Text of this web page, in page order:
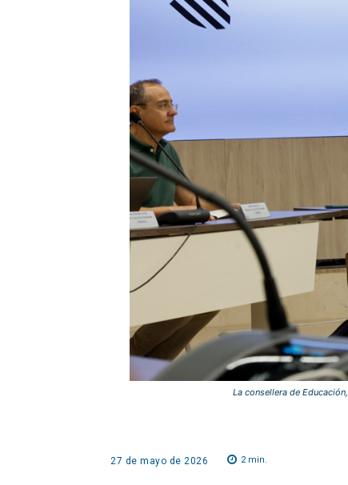
La consellera de
27 de mayo de 2026 2min.